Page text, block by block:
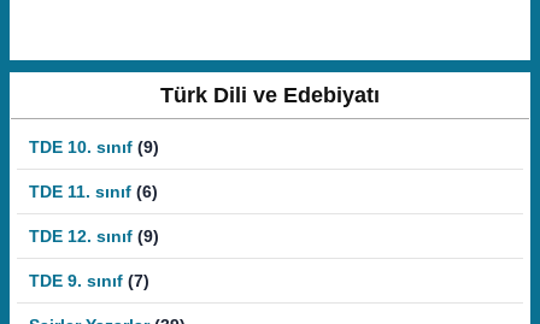
Türk Dili ve Edebiyatı
TDE 10. sınıf (9)
TDE 11. sınıf (6)
TDE 12. sınıf (9)
TDE 9. sınıf (7)